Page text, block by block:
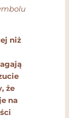
niż
że
na